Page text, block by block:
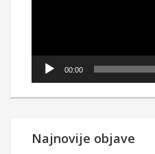
00:00
Najnovije objave